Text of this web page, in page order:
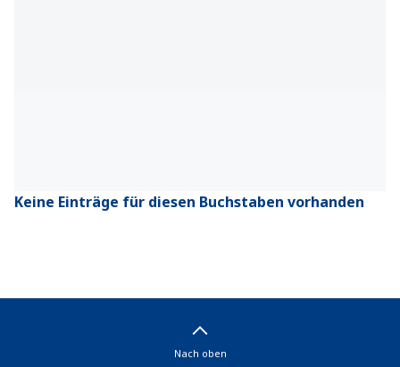
Keine Einträge für diesen Buchstaben vorhanden
Nach oben